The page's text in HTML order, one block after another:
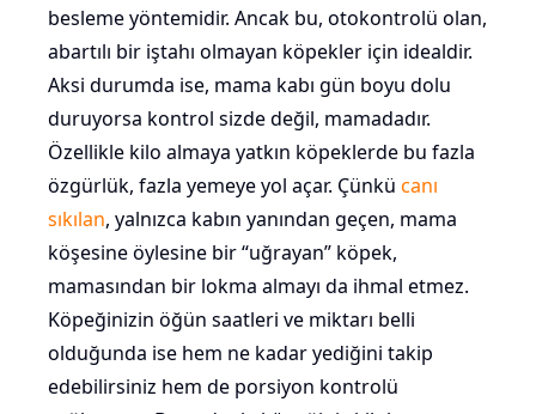
besleme yöntemidir. Ancak bu, otokontrolü olan,
abartılı bir iştahı olmayan köpekler için idealdir.
Aksi durumda ise, mama kabı gün boyu dolu
duruyorsa kontrol sizde değil, mamadadır.
Özellikle kilo almaya yatkın köpeklerde bu fazla
özgürlük, fazla yemeye yol açar. Çünkü canı
sıkılan, yalnızca kabın yanından geçen, mama
köşesine öylesine bir “uğrayan” köpek,
mamasından bir lokma almayı da ihmal etmez.
Köpeğinizin öğün saatleri ve miktarı belli
olduğunda ise hem ne kadar yediğini takip
edebilirsiniz hem de porsiyon kontrolü